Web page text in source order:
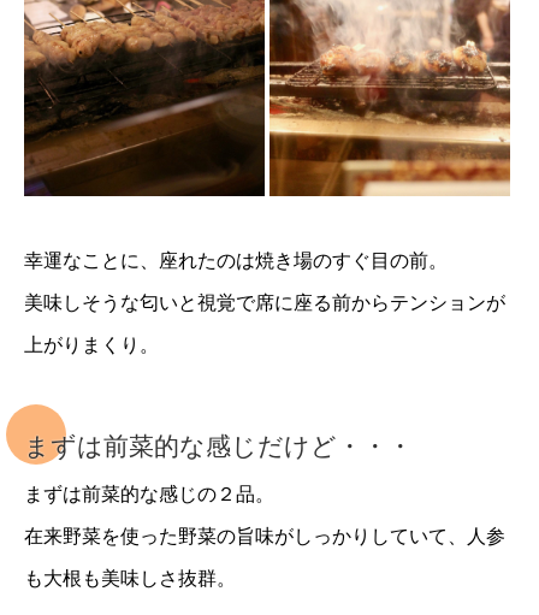
幸運なことに、座れたのは焼き場のすぐ目の前。
美味しそうな匂いと視覚で席に座る前からテンションが
上がりまくり。
まずは前菜的な感じだけど・・・
まずは前菜的な感じの２品。
在来野菜を使った野菜の旨味がしっかりしていて、人参
も大根も美味しさ抜群。